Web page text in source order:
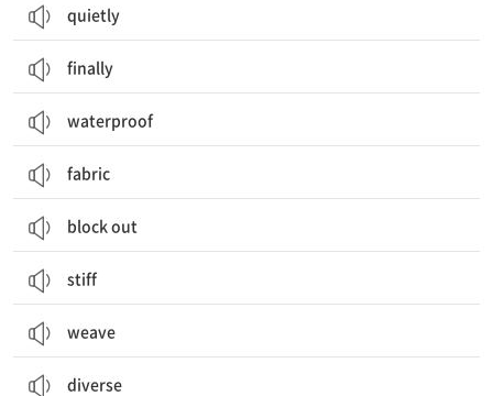
quietly
finally
waterproof
fabric
block out
stiff
weave
diverse